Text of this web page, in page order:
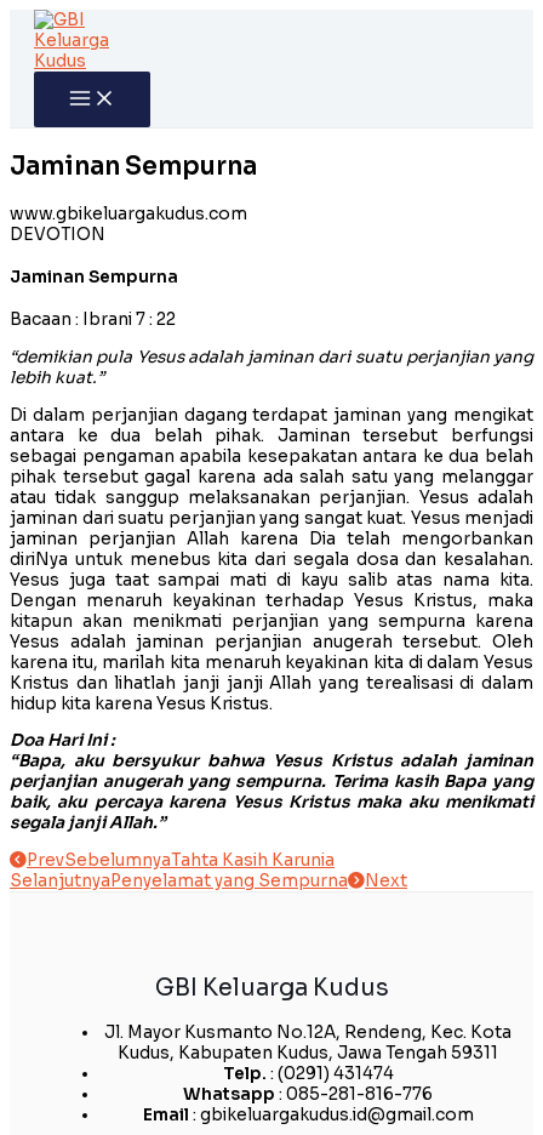
Skip
content
Jaminan Sempurna
www.gbikeluargakudus.com
DEVOTION
Jaminan Sempurna
Bacaan : Ibrani 7 : 22
“demikian pula Yesus adalah jaminan dari suatu perjanjian yang
lebih kuat.”
Di dalam perjanjian dagang terdapat jaminan yang mengikat
antara ke dua belah pihak. Jaminan tersebut berfungsi
sebagai pengaman apabila kesepakatan antara ke dua belah
pihak tersebut gagal karena ada salah satu yang melanggar
atau tidak sanggup melaksanakan perjanjian. Yesus adalah
jaminan dari suatu perjanjian yang sangat kuat. Yesus menjadi
jaminan perjanjian Allah karena Dia telah mengorbankan
diriNya untuk menebus kita dari segala dosa dan kesalahan.
Yesus juga taat sampai mati di kayu salib atas nama kita.
Dengan menaruh keyakinan terhadap Yesus Kristus, maka
kitapun akan menikmati perjanjian yang sempurna karena
Yesus adalah jaminan perjanjian anugerah tersebut. Oleh
karena itu, marilah kita menaruh keyakinan kita di dalam Yesus
Kristus dan lihatlah janji janji Allah yang terealisasi di dalam
hidup kita karena Yesus Kristus.
Doa Hari Ini :
“Bapa, aku bersyukur bahwa Yesus Kristus adalah jaminan
perjanjian anugerah yang sempurna. Terima kasih Bapa yang
baik, aku percaya karena Yesus Kristus maka aku menikmati
segala janji Allah.”
PrevSebelumnyaTahta Kasih Karunia
Selanjutnya Penyelamat yang Sempurna Next
GBI Keluarga Kudus
Jl. Mayor Kusmanto No.12A, Rendeng, Kec. Kota
Kudus, Kabupaten Kudus, Jawa Tengah 59311
Telp. : (0291) 431474
Whatsapp : 085-281-816-776
Email : gbikeluargakudus.id@gmail.com